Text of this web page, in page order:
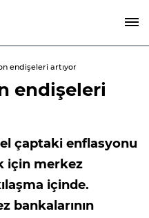
endişeleri artıyor
endişeleri
çaptaki enflasyonu
için merkez
içinde.
bankalarının